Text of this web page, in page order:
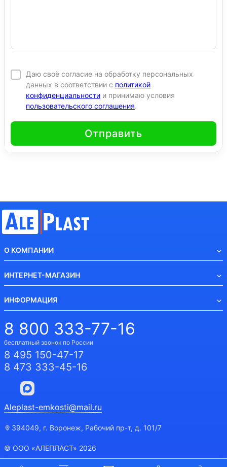
Даю своё согласие на обработку персональных
данных в соответствии с политикой
конфиденциальности и принимаю условия
пользовательского соглашения.
Отправить
О КОМПАНИИ
ИНТЕРНЕТ-МАГАЗИН
ИНФОРМАЦИЯ
8 800 333-77-16
бесплатный звонок по России
8 495 150-47-17
8 473 333-45-16
Aleplast-emkosti@mail.ru
394049, г. Воронеж, Рабочий пр-т, д. 101/7
© ООО «АЛЕПЛАСТ» 2026